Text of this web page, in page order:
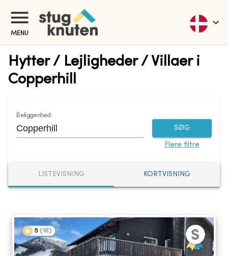
MENU
Hytter / Lejligheder / Villaer i
Copperhill
Beliggenhed
SØG
Flere filtre
LISTEVISNING KORTVISNING
5 (16)